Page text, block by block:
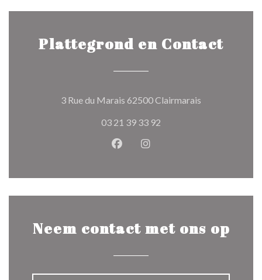
Plattegrond en Contact
3 Rue du Marais 62500 Clairmarais
03 21 39 33 92
Facebook ((opent in een nieuw
Instagram ((opent in een
Neem contact met ons op